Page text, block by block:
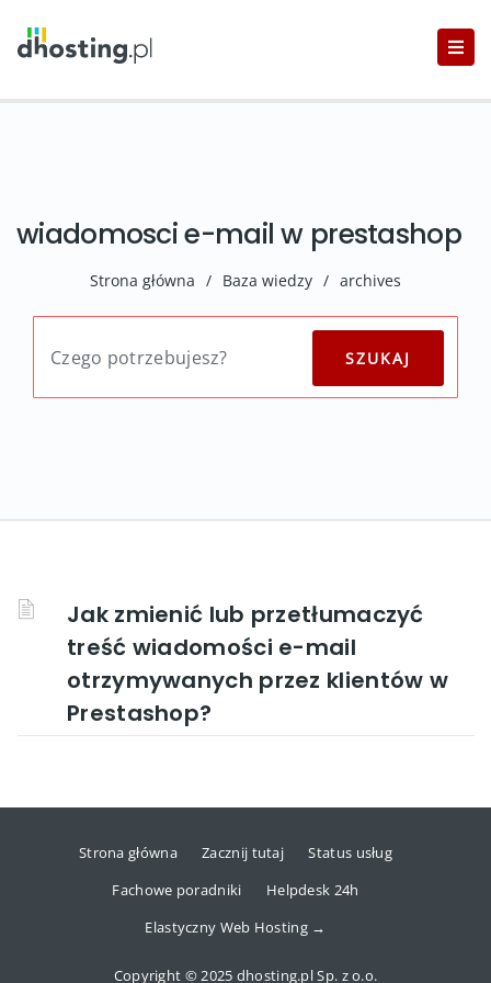
wiadomosci e-mail w prestashop
Strona główna / Baza wiedzy / archives
Jak zmienić lub przetłumaczyć
treść wiadomości e-mail
otrzymywanych przez klientów w
Prestashop?
Strona główna Zacznij tutaj
Status usług
Fachowe poradniki
Helpdesk 24h
Elastyczny Web Hosting →
Copyright © 2025 dhosting.pl Sp. z o.o.